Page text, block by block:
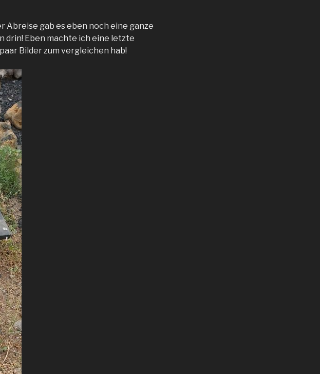
Abreise gab es eben noch eine ganze
drin! Eben machte ich eine letzte
Bilder zum vergleichen hab!